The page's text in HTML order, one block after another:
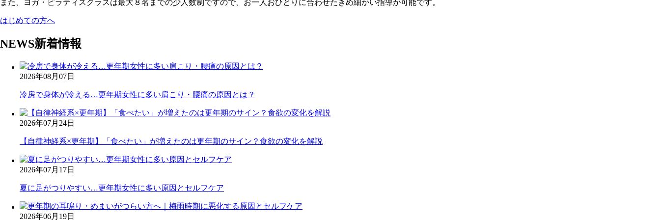
また、ヨガ・ピラティスクラスは最大８名までの少人数制ですので、お一人おひとりに合わせたきめ細かい指導が可能です。
はじめての方へ
NEWS新着情報
2026年08月07日
冷房で身体が冷える…更年期女性に多い肩こり・腰痛の原因とは？
2026年07月24日
【自律神経系×更年期】「食べたい」が増えたのは更年期のサイン？食欲の変化を解説
2026年07月17日
夏に足がつりやすい…更年期女性に多い原因とセルフケア
2026年06月19日